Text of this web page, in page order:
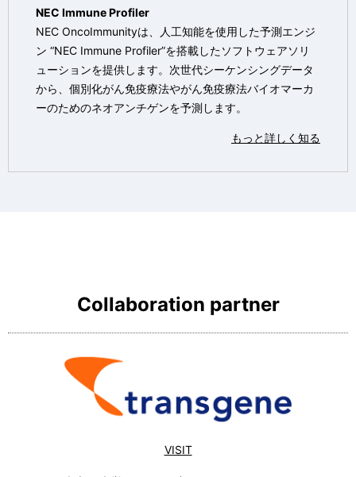
NEC Immune Profiler
NEC OncoImmunityは、人工知能を使用した予測エンジ
ン “NEC Immune Profiler”を搭載したソフトウェアソリ
ューションを提供します。次世代シーケンシングデータ
から、個別化がん免疫療法やがん免疫療法バイオマーカ
ーのためのネオアンチゲンを予測します。
もっと詳しく知る
Collaboration partner
VISIT